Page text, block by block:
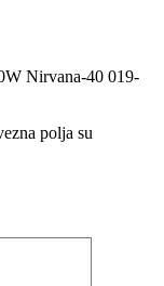
Nirvana-40 019-
polja su